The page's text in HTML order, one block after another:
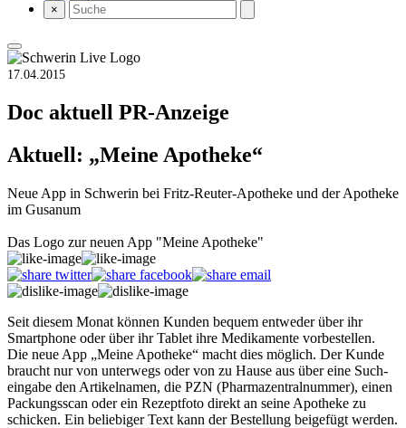
×
17.04.2015
Doc aktuell PR-Anzeige
Aktuell: „Meine Apotheke“
Neue App in Schwerin bei Fritz-Reuter-Apotheke und der Apotheke
im Gusanum
Das Logo zur neuen App "Meine Apotheke"
Seit diesem Monat können Kunden bequem entweder über ihr
Smartphone oder über ihr Tablet ihre Medikamente vorbestellen.
Die neue App „Meine Apotheke“ macht dies möglich. Der Kunde
braucht nur von unterwegs oder von zu Hause aus über eine Such­
eingabe den Artikelnamen, die PZN (Pharmazentralnummer), einen
Packungsscan oder ein Rezeptfoto direkt an seine Apotheke zu
schicken. Ein beliebiger Text kann der Bestellung beigefügt werden.